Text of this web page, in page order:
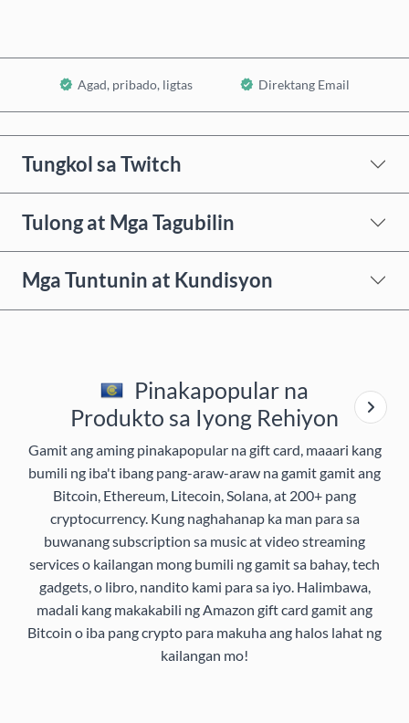
Agad, pribado, ligtas Direktang Email
Tungkol sa Twitch
Tulong at Mga Tagubilin
Mga Tuntunin at Kundisyon
Pinakapopular na
Produkto sa Iyong Rehiyon
Gamit ang aming pinakapopular na gift card, maaari kang
bumili ng iba't ibang pang-araw-araw na gamit gamit ang
Bitcoin, Ethereum, Litecoin, Solana, at 200+ pang
cryptocurrency. Kung naghahanap ka man para sa
buwanang subscription sa music at video streaming
services o kailangan mong bumili ng gamit sa bahay, tech
gadgets, o libro, nandito kami para sa iyo. Halimbawa,
madali kang makakabili ng Amazon gift card gamit ang
Bitcoin o iba pang crypto para makuha ang halos lahat ng
kailangan mo!